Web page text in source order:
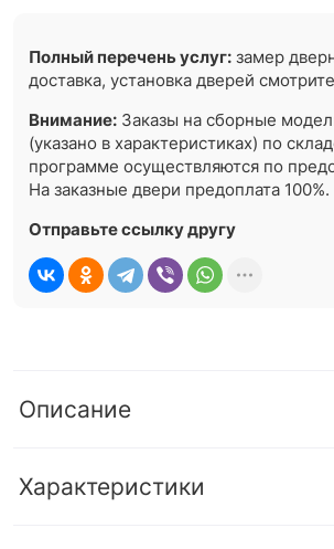
Полный перечень услуг: замер
доставка, установка дверей
Внимание: Заказы на сборные
(указано в характеристиках) по
программе осуществляются по
На заказные двери предоплата 100%.
Отправьте ссылку другу
Описание
Характеристики